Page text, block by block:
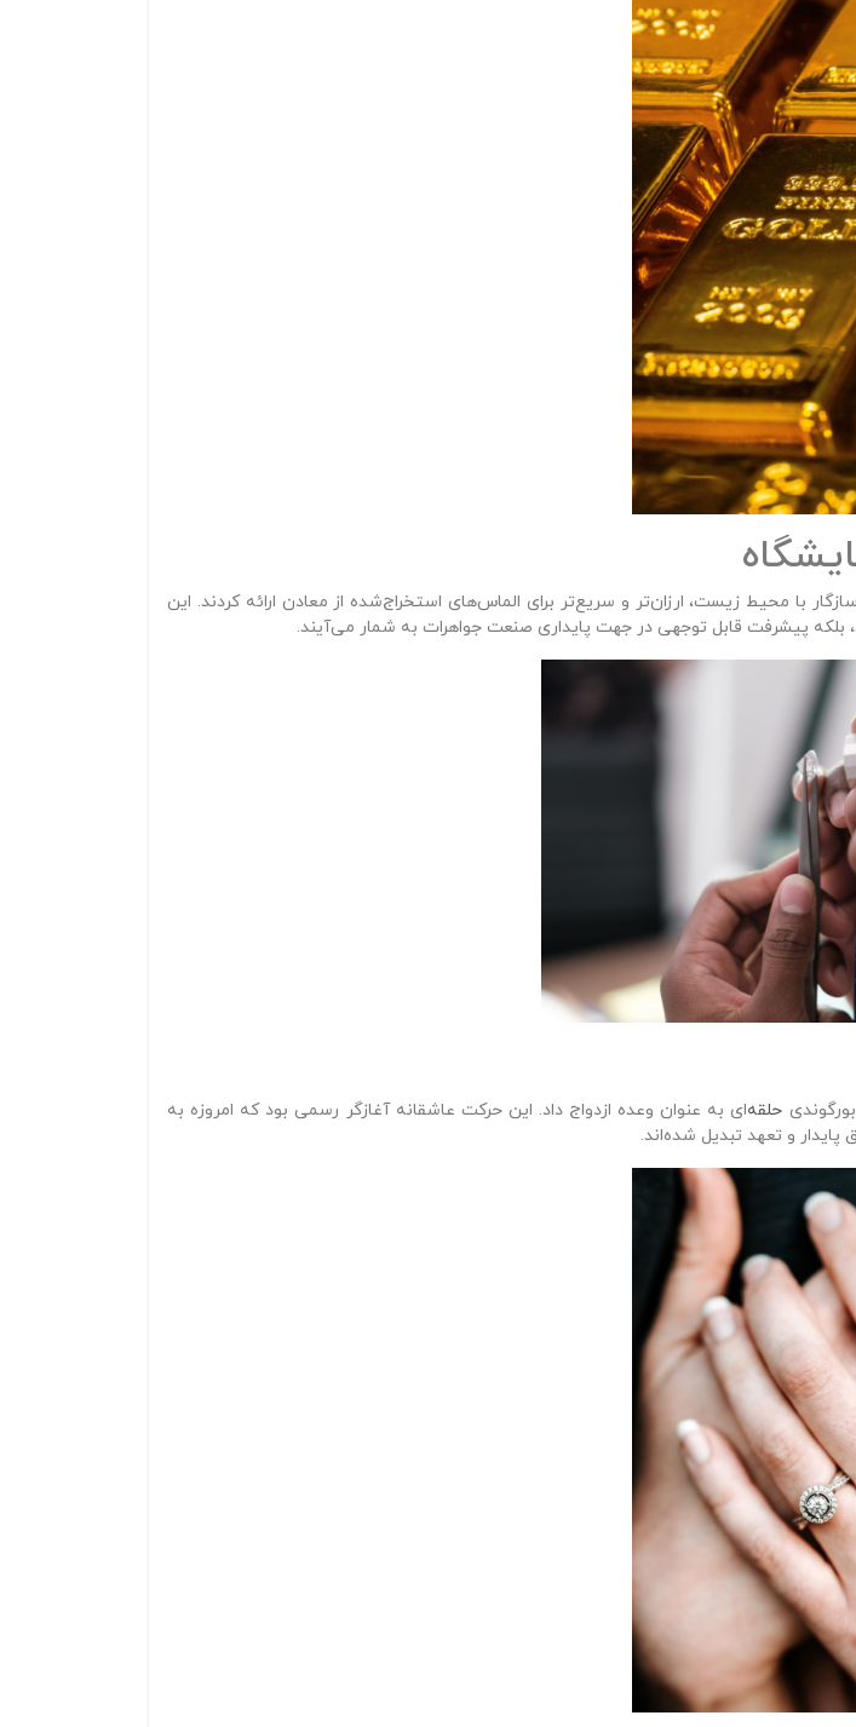
بلکه پیشرفت قابل توجهی در جهت پایداری صنعت جواهرات به شمار می‌آیند.
حلقه‌ای به عنوان وعده ازدواج داد. این حرکت عاشقانه آغازگر رسمی بود که امروزه به
پایدار و تعهد تبدیل شده‌اند.